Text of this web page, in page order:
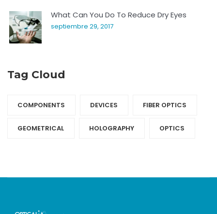
What Can You Do To Reduce Dry Eyes
septiembre 29, 2017
Tag Cloud
COMPONENTS‎ DEVICES‎ FIBER OPTICS‎
GEOMETRICAL HOLOGRAPHY‎ OPTICS‎